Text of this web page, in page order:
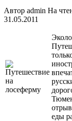
Автор admin На
31.05.2011
еды